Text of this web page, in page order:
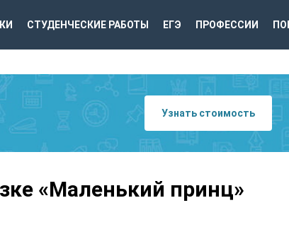
СТУДЕНЧЕСКИЕ РАБОТЫ ЕГЭ ПРОФЕССИИ
Узнать стоимость
«Маленький принц»